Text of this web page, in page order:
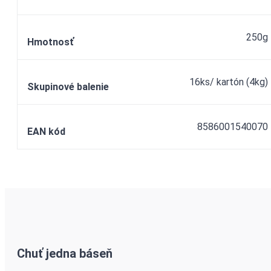
Hmotnosť 250g
Skupinové balenie 16ks/ kartón (4kg)
EAN kód 8586001540070
Chuť jedna báseň